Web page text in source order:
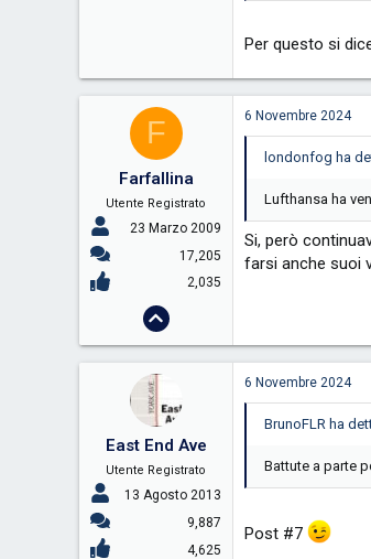
Per questo si
F
Farfallina
Utente Registrato
23 Marzo 2009
17,205
2,035
6 Novembre 2024
londonfog ha
Lufthansa ha
Si, però
farsi anche suoi
East End Ave
Utente Registrato
13 Agosto 2013
9,887
4,625
6 Novembre 2024
BrunoFLR ha
Battute a parte
Post #7